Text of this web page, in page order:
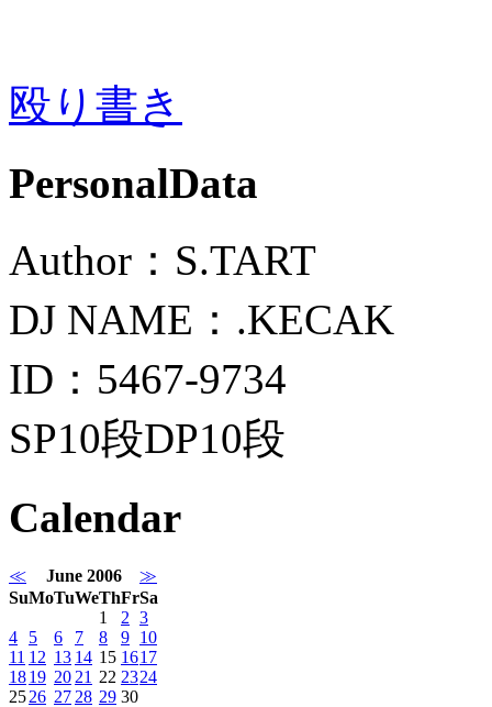
殴り書き
PersonalData
Author：S.TART
DJ NAME：.KECAK
ID：5467-9734
SP10段DP10段
Calendar
≪ June 2006
≫
SuMoTuWeThFrSa
1
2 3
4
5 6 7 8 9 10
11 12 13 14 15 1617
1819 20 21 22 2324
2526 27 28 29 30